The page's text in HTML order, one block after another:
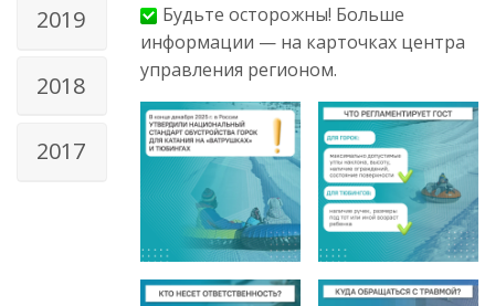
2019
2018
2017
Будьте осторожны! Больше
информации — на карточках центра
управления регионом.